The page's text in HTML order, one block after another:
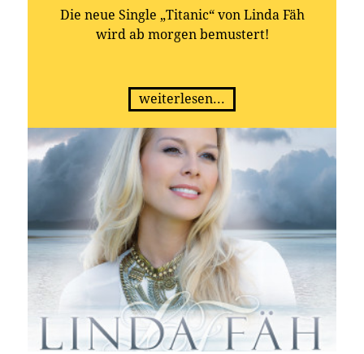
Die neue Single „Titanic“ von Linda Fäh
wird ab morgen bemustert!
weiterlesen...